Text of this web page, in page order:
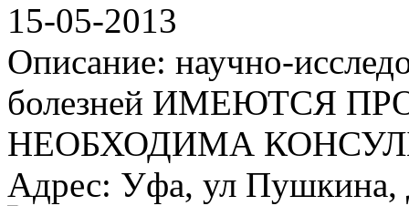
15-05-2013
Описание: научно-
болезней ИМЕЮТСЯ
НЕОБХОДИМА
Адрес: Уфа, ул Пушкина,